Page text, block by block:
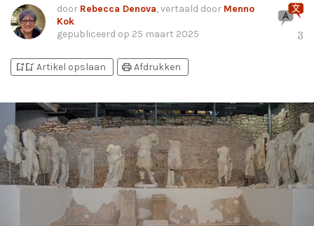
door Rebecca Denova, vertaald door Menno
Kok
gepubliceerd op 25 maart 2025 3
bookmark_addbookmark_added Artikel opslaan printAfdrukken